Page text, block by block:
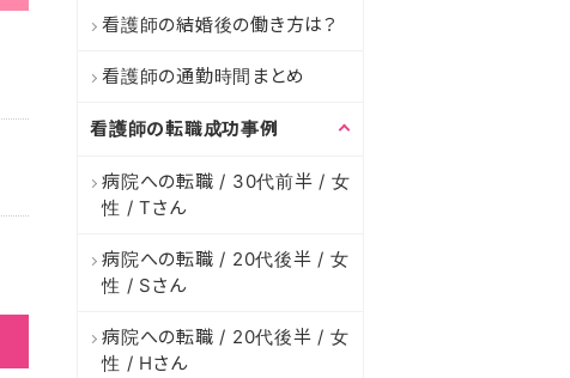
看護師の結婚後の働き方は？
看護師の通勤時間まとめ
看護師の転職成功事例
病院への転職 / 30代前半 / 女
性 / Tさん
病院への転職 / 20代後半 / 女
性 / Sさん
病院への転職 / 20代後半 / 女
性 / Hさん